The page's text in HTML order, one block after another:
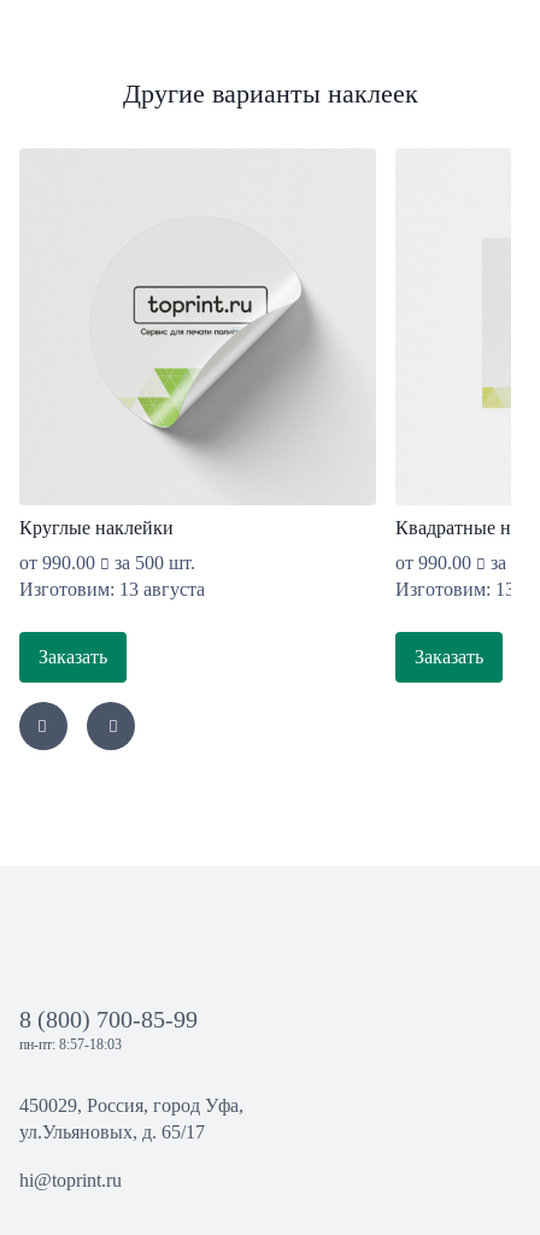
Другие варианты наклеек
Круглые наклейки
от 990.00
за 500 шт.
Изготовим: 13 августа
Заказать
Квадратные
от 990.00
за
Изготовим: 13
Заказать
8 (800) 700-85-99
пн-пт: 8:57-18:03
450029, Россия, город Уфа,
ул.Ульяновых, д. 65/17
hi@toprint.ru